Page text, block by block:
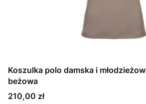
Koszulka polo damska i
beżowa
Cena
210,00 zł